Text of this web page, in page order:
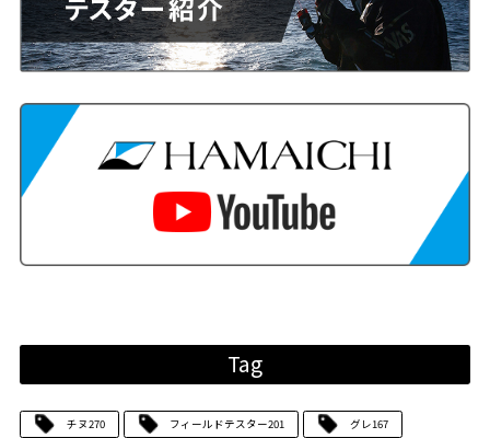
Tag
チヌ270 フィールドテスター201 グレ167